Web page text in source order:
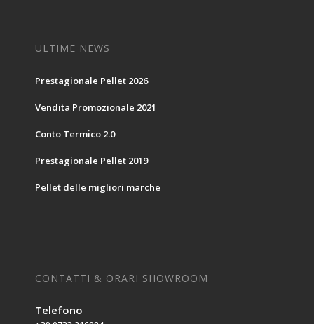
ULTIME NEWS
Prestagionale Pellet 2026
Vendita Promozionale 2021
Conto Termico 2.0
Prestagionale Pellet 2019
Pellet delle migliori marche
CONTATTI & ORARI SHOWROOM
Telefono